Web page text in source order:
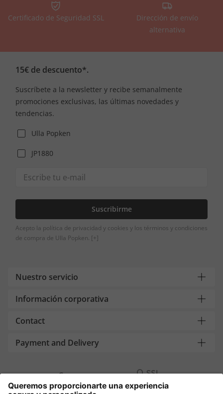
Certificado de Seguridad SSL
Dirección de envío
alternativa
15€ de descuento*.
Suscríbete a la newsletter y recibe semanalmente
promociones exclusivas, las últimas novedades y
tendencias.
Ulla Popken
JP1880
Suscribirme
Acepto la política de privacidad y cookies y los términos y condiciones
de compra de Ulla Popken. [+]
Nuestro servicio
Información corporativa
Contact
Payment and Delivery
Compra segura con